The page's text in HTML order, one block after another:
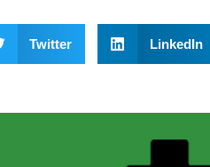
Twitter LinkedIn